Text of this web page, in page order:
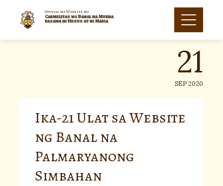
content
Opisyal na Website ng
Carmelitas ng Banal na Mukha
kasama ni Hesus at ni Maria 21
SEP 2020
Ika-21 Ulat sa Website
ng Banal na
Palmaryanong
Simbahan